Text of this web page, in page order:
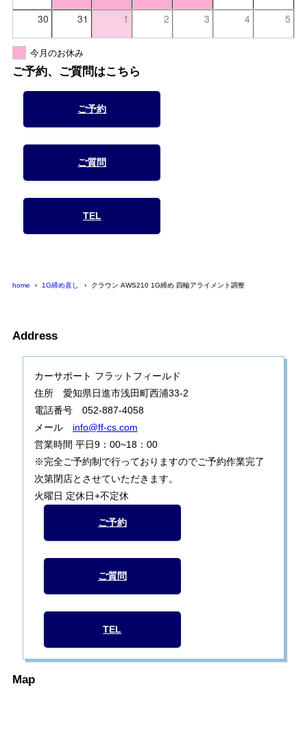
30 31 1 2 3 4 5
今月のお休み
ご予約、ご質問はこちら
ご予約
ご質問
TEL
home 1G締め直し クラウン AWS210 1G締め 四輪アライメント調整
Address
カーサポート フラットフィールド
住所 愛知県日進市浅田町西浦33-2
電話番号 052-887-4058
メール info@ff-cs.com
営業時間 平日9：00~18：00
※完全ご予約制で行っておりますのでご予約作業完了
次第閉店とさせていただきます。
火曜日 定休日+不定休
ご予約
ご質問
TEL
Map